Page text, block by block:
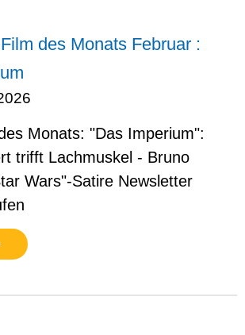
des Monats Februar :
Monats: "Das Imperium":
trifft Lachmuskel - Bruno
Wars"-Satire Newsletter